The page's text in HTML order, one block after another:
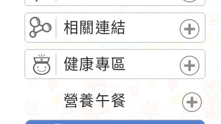
選
單
展
開
選
單
相關連結
展
開
選
單
健康專區
展
開
選
營養午餐
展